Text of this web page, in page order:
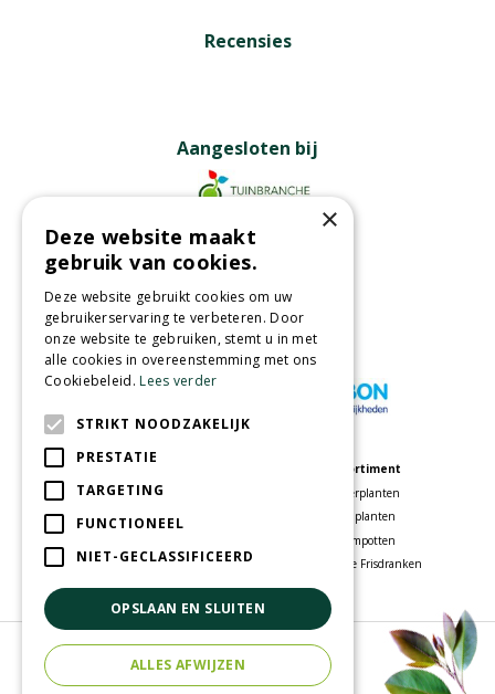
Recensies
Aangesloten bij
Partners
Wij accepteren
Tuincentrum
Speelparadijs
Woonwinkel
Assortiment
Kamerplanten
Tuinplanten
Bloempotten
Voordelige Frisdranken
© Tuincentrum Oosterhout
Green Solutions
×
Deze website maakt
gebruik van cookies.
Deze website gebruikt cookies om uw
gebruikerservaring te verbeteren. Door
onze website te gebruiken, stemt u in met
alle cookies in overeenstemming met ons
Cookiebeleid.Lees verder
STRIKT NOODZAKELIJK
PRESTATIE
TARGETING
FUNCTIONEEL
NIET-GECLASSIFICEERD
OPSLAAN EN SLUITEN
ALLES AFWIJZEN